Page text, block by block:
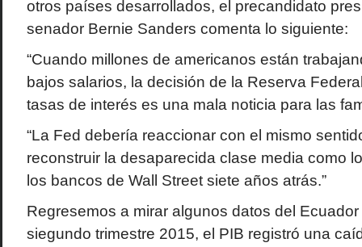
otros países desarrollados, el precandidato
senador Bernie Sanders comenta lo siguiente:
“Cuando millones de americanos están
bajos salarios, la decisión de la Reserva
tasas de interés es una mala noticia para las
“La Fed debería reaccionar con el mismo
reconstruir la desaparecida clase media como
los bancos de Wall Street siete años atrás.”
Regresemos a mirar algunos datos del
siegundo trimestre 2015, el PIB registró una